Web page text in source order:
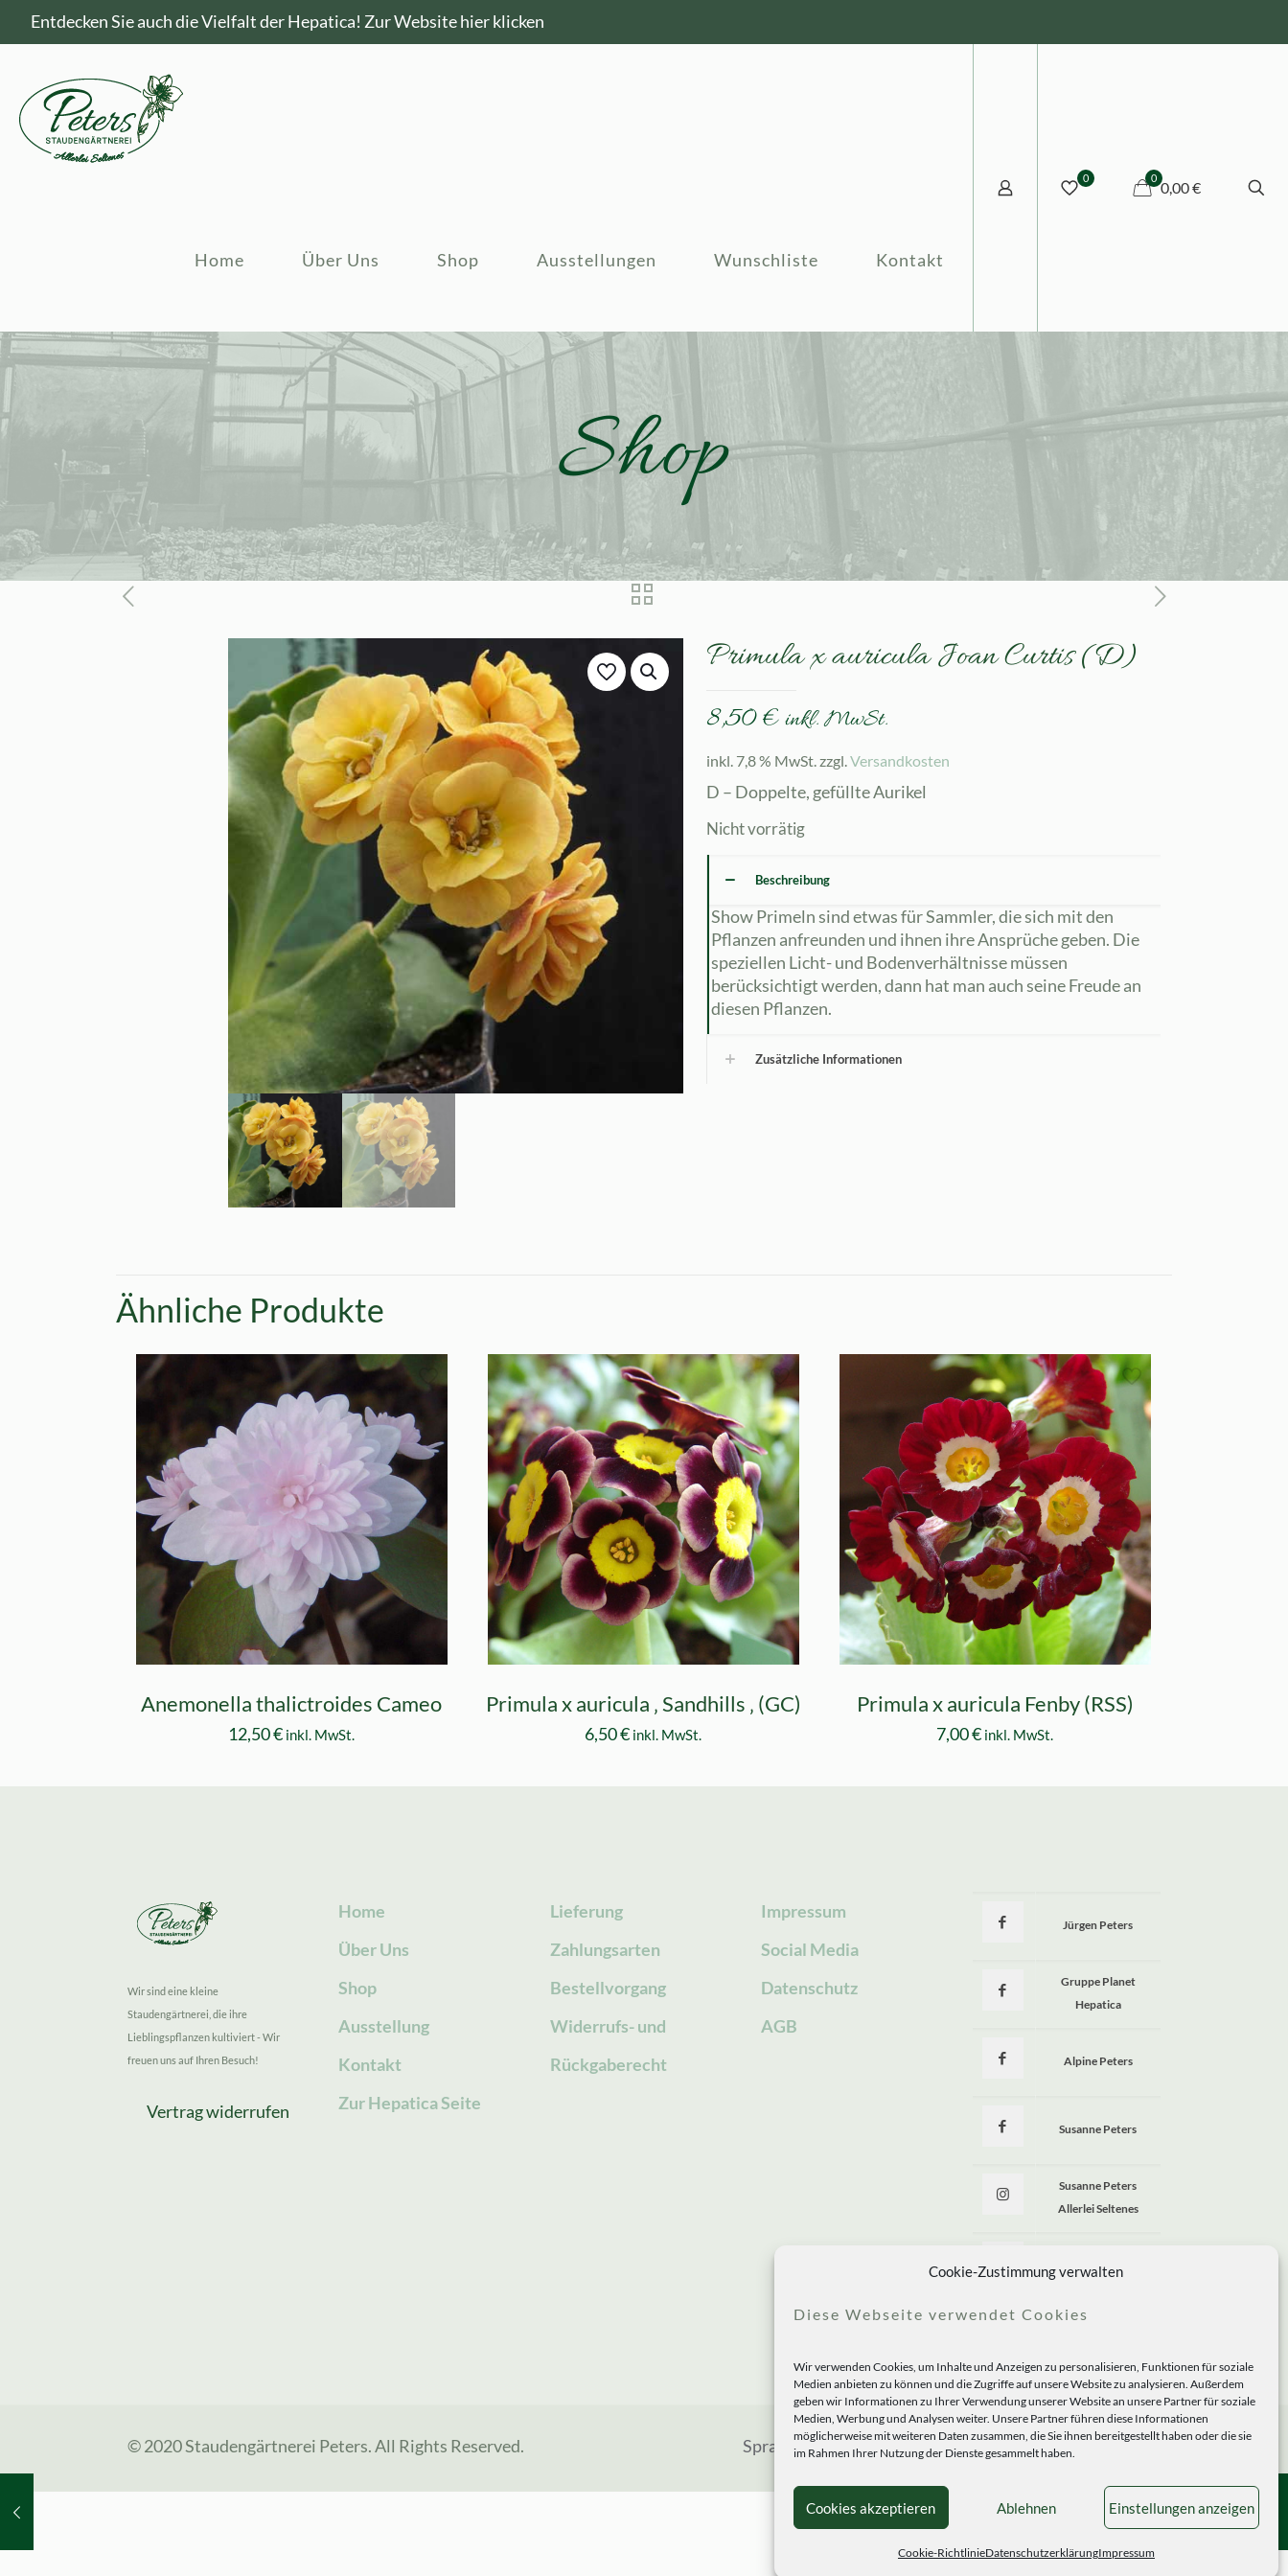
Cookie-Zustimmung verwalten
Diese Webseite verwendet Cookies
Wir verwenden Cookies, um Inhalte und Anzeigen zu personalisieren, Funktionen für soziale
Medien anbieten zu können und die Zugriffe auf unsere Website zu analysieren. Außerdem
geben wir Informationen zu Ihrer Verwendung unserer Website an unsere Partner für soziale
Medien, Werbung und Analysen weiter. Unsere Partner führen diese Informationen
möglicherweise mit weiteren Daten zusammen, die Sie ihnen bereitgestellt haben oder die sie
im Rahmen Ihrer Nutzung der Dienste gesammelt haben.
Cookies akzeptieren Ablehnen Einstellungen anzeigen
Cookie-RichtlinieDatenschutzerklärungImpressum
Entdecken Sie auch die Vielfalt der Hepatica! Zur Website hier klicken
Home Über Uns Shop Ausstellungen Wunschliste Kontakt
0 0
0,00 €
Shop
Primula x auricula Joan Curtis (D)
8,50€ inkl. MwSt.
inkl. 7,8 % MwSt.zzgl.Versandkosten
D – Doppelte, gefüllte Aurikel
Nicht vorrätig
Beschreibung
Show Primeln sind etwas für Sammler, die sich mit den
Pflanzen anfreunden und ihnen ihre Ansprüche geben. Die
speziellen Licht- und Bodenverhältnisse müssen
berücksichtigt werden, dann hat man auch seine Freude an
diesen Pflanzen.
Zusätzliche Informationen
Ähnliche Produkte
Anemonella thalictroides Cameo
12,50€ inkl. MwSt.
Primula x auricula ‚ Sandhills ‚ (GC)
6,50€ inkl. MwSt.
Primula x auricula Fenby (RSS)
7,00€ inkl. MwSt.
Wir sind eine kleine
Staudengärtnerei, die ihre
Lieblingspflanzen kultiviert - Wir
freuen uns auf Ihren Besuch!
Vertrag widerrufen
Home
Über Uns
Shop
Ausstellung
Kontakt
Zur Hepatica Seite
Lieferung
Zahlungsarten
Bestellvorgang
Widerrufs- und
Rückgaberecht
Impressum
Social Media
Datenschutz
AGB
Jürgen Peters
Gruppe Planet
Hepatica
Alpine Peters
Susanne Peters
Susanne Peters
Allerlei Seltenes
Allerlei Seltenes
© 2020 Staudengärtnerei Peters. All Rights Reserved. Sprachen